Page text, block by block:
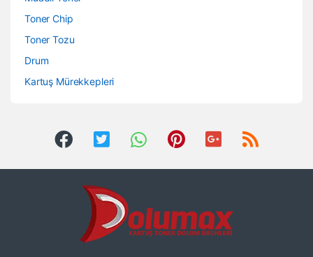
Toner Chip
Toner Tozu
Drum
Kartuş Mürekkepleri